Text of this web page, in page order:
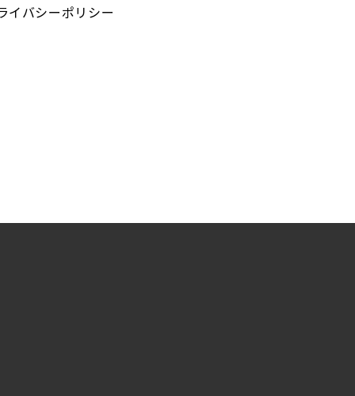
イバシーポリシー